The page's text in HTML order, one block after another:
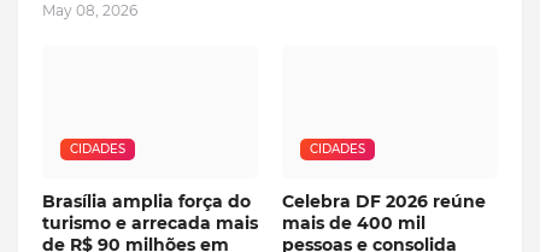
May 08, 2026
CIDADES
Brasília amplia força do
turismo e arrecada mais
de R$ 90 milhões em
CIDADES
Celebra DF 2026 reúne
mais de 400 mil
pessoas e consolida